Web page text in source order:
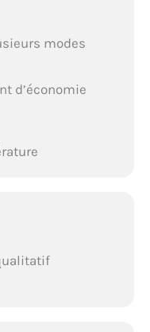
modes
d’économie